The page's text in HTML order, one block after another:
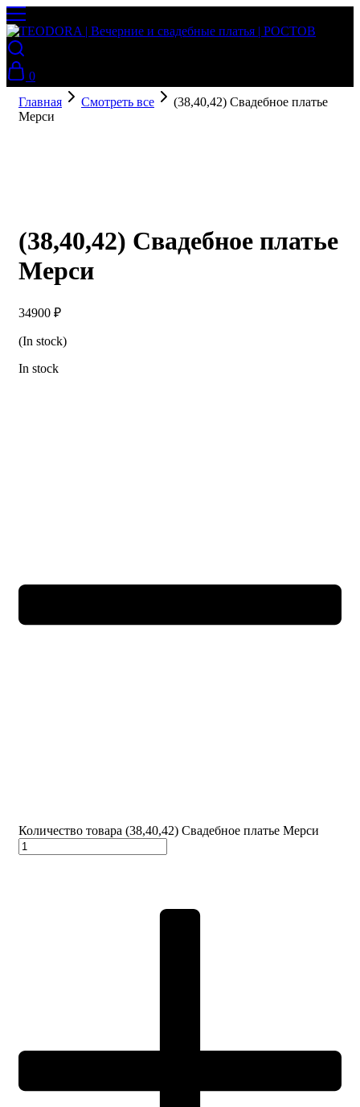
0
Главная
Смотреть все
(38,40,42) Свадебное платье
Мерси
(38,40,42) Свадебное платье
Мерси
34900 ₽
(In stock)
In stock
Количество товара (38,40,42) Свадебное платье Мерси